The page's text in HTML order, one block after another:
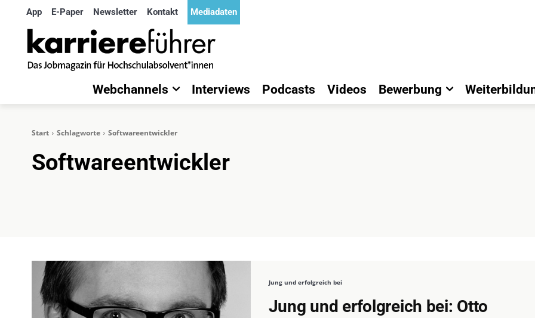
App E-Paper Newsletter Kontakt Mediadaten
Webchannels Interviews Podcasts Videos Bewerbung
Start Schlagworte Softwareentwickler
Softwareentwickler
Jung und erfolgreich bei
Jung und erfolgreich bei: Otto